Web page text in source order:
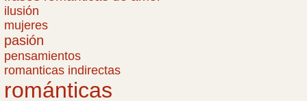
ilusión
mujeres
pasión
pensamientos
romanticas indirectas
románticas